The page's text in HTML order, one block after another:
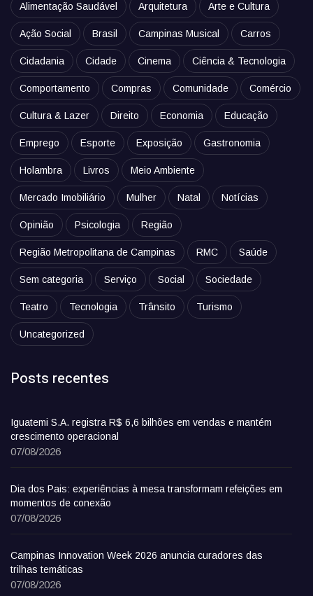
Alimentação Saudável Arquitetura Arte e Cultura
Ação Social Brasil Campinas Musical Carros
Cidadania Cidade Cinema Ciência & Tecnologia
Comportamento Compras Comunidade Comércio
Cultura & Lazer Direito Economia Educação
Emprego Esporte Exposição Gastronomia
Holambra Livros Meio Ambiente
Mercado Imobiliário Mulher Natal Notícias
Opinião Psicologia Região
Região Metropolitana de Campinas RMC Saúde
Sem categoria Serviço Social Sociedade
Teatro Tecnologia Trânsito Turismo
Uncategorized
Posts recentes
Iguatemi S.A. registra R$ 6,6 bilhões em vendas e mantém
crescimento operacional
07/08/2026
Dia dos Pais: experiências à mesa transformam refeições em
momentos de conexão
07/08/2026
Campinas Innovation Week 2026 anuncia curadores das
trilhas temáticas
07/08/2026